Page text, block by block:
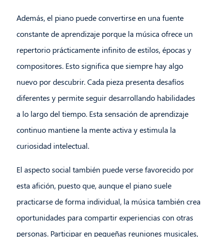
Además, el piano puede convertirse en una fuente
constante de aprendizaje porque la música ofrece un
repertorio prácticamente infinito de estilos, épocas y
compositores. Esto significa que siempre hay algo
nuevo por descubrir. Cada pieza presenta desafíos
diferentes y permite seguir desarrollando habilidades
a lo largo del tiempo. Esta sensación de aprendizaje
continuo mantiene la mente activa y estimula la
curiosidad intelectual.
El aspecto social también puede verse favorecido por
esta afición, puesto que, aunque el piano suele
practicarse de forma individual, la música también crea
oportunidades para compartir experiencias con otras
personas. Participar en pequeñas reuniones musicales,